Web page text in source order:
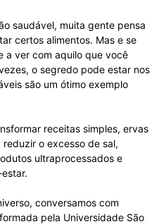
saudável, muita gente pensa
certos alimentos. Mas e se
a ver com aquilo que você
o segredo pode estar nos
são um ótimo exemplo
receitas simples, ervas
o excesso de sal,
ultraprocessados e
conversamos com
pela Universidade São